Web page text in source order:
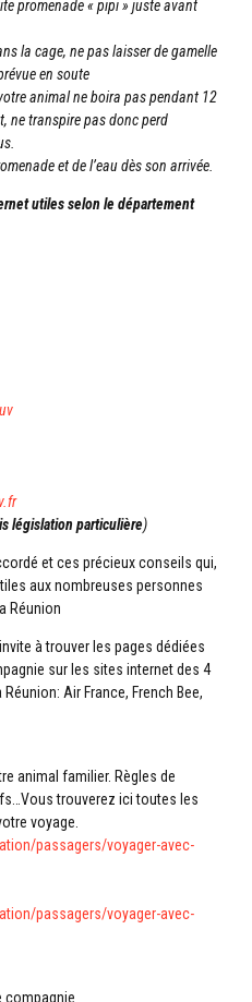
promenade « pipi » juste avant
la cage, ne pas laisser de gamelle
en soute
animal ne boira pas pendant 12
ne transpire pas donc perd
et de l’eau dès son arrivée.
utiles selon le département
législation particulière)
et ces précieux conseils qui,
aux nombreuses personnes
Réunion
à trouver les pages dédiées
sur les sites internet des 4
Air France, French Bee,
animal familier. Règles de
trouverez ici toutes les
voyage.
passagers/voyager-avec-
passagers/voyager-avec-
compagnie